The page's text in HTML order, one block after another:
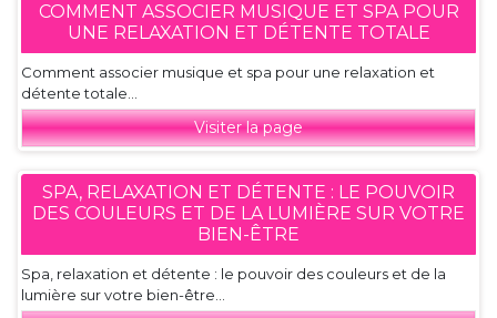
COMMENT ASSOCIER MUSIQUE ET SPA POUR
UNE RELAXATION ET DÉTENTE TOTALE
Comment associer musique et spa pour une relaxation et
détente totale...
Visiter la page
SPA, RELAXATION ET DÉTENTE : LE POUVOIR
DES COULEURS ET DE LA LUMIÈRE SUR VOTRE
BIEN-ÊTRE
Spa, relaxation et détente : le pouvoir des couleurs et de la
lumière sur votre bien-être...